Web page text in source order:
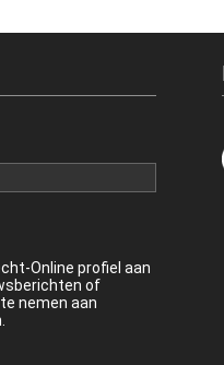
Online profiel aan
of
nemen aan